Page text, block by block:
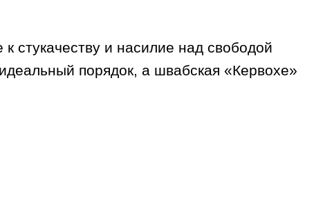
стукачеству и насилие над свободой
порядок, а швабская «Кервохе»